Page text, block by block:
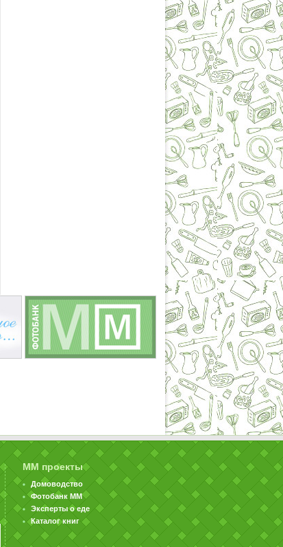
ММ проекты
Домоводство
Фотобанк ММ
Эксперты о еде
Каталог книг